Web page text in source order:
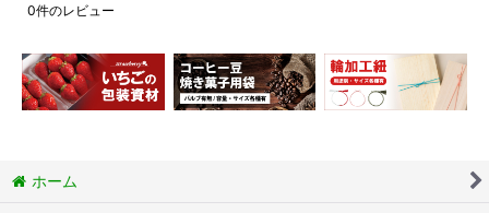
0件のレビュー
ホーム